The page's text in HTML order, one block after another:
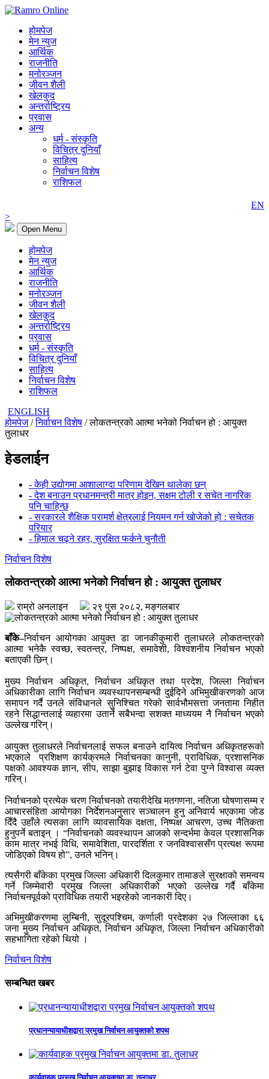
होमपेज
मेन न्युज
आर्थिक
राजनीति
मनोरञ्जन
जीवन शैली
खेलकुद
अन्तर्राष्ट्रिय
प्रवास
अन्य
धर्म - संस्कृति
विचित्र दुनियाँ
साहित्य
निर्वाचन विशेष
राशिफल
EN
>
Open Menu
होमपेज
मेन न्युज
आर्थिक
राजनीति
मनोरञ्जन
जीवन शैली
खेलकुद
अन्तर्राष्ट्रिय
प्रवास
धर्म - संस्कृति
विचित्र दुनियाँ
साहित्य
निर्वाचन विशेष
राशिफल
ENGLISH
होमपेज/निर्वाचन विशेष / लोकतन्त्रको आत्मा भनेको निर्वाचन हो : आयुक्त
तुलाधर
हेडलाईन
- केही उद्योगमा आशालाग्दा परिणाम देखिन थालेका छन्
- देश बनाउन प्रधानमन्त्री मात्र होइन, सक्षम टोली र सचेत नागरिक
पनि चाहिन्छ
- सरकारले शैक्षिक परामर्श क्षेत्रलाई नियमन गर्न खोजेको हो : सचेतक
परियार
- हिमाल चढ्ने रहर, सुरक्षित फर्कने चुनौती
निर्वाचन विशेष
लोकतन्त्रको आत्मा भनेको निर्वाचन हो : आयुक्त तुलाधर
राम्रो अनलाइन २९ पुस २०८२, मङ्गलबार
बाँके–निर्वाचन आयोगका आयुक्त डा जानकीकुमारी तुलाधरले लोकतन्त्रको
आत्मा भनेकै स्वच्छ, स्वतन्त्र, निष्पक्ष, समावेशी, विश्वशनीय निर्वाचन भएको
बताएकी छिन्।
मुख्य निर्वाचन अधिकृत, निर्वाचन अधिकृत तथा प्रदेश, जिल्ला निर्वाचन
अधिकारीका लागि निर्वाचन व्यवस्थापनसम्बन्धी दुईदिने अभिमुखीकरणको आज
समापन गर्दै उनले संविधानले सुनिश्चित गरेको सार्वभौमसत्ता जनतामा निहीत
रहने सिद्धान्तलाई व्यहारमा उतार्ने सबैभन्दा सशक्त माध्ययम नै निर्वाचन भएको
उल्लेख गरिन्।
आयुक्त तुलाधरले निर्वाचनलाई सफल बनाउने दायित्व निर्वाचन अधिकृतहरूको
भएकाले प्रशिक्षण कार्यक्रमले निर्वाचनका कानुनी, प्राविधिक, प्रशासनिक
पक्षको आवश्यक ज्ञान, सीप, साझा बुझाइ विकास गर्न टेवा पुग्ने विश्वास व्यक्त
गरिन्।
निर्वाचनको प्रत्येक चरण निर्वाचनको तयारीदेखि मतगणना, नतिजा घोषणासम्म र
आचारसंहिता आयोगका निर्देशनअनुसार सञ्चालन हुनु अनिवार्य भएकामा जोड
दिँदै उहाँले त्यसका लागि व्यावसायिक दक्षता, निष्पक्ष आचरण, उच्च नैतिकता
हुनुपर्ने बताइन् । “निर्वाचनको व्यवस्थापन आजको सन्दर्भमा केवल प्रशासनिक
काम मात्र नभई विधि, समावेशिता, पारदर्शिता र जनविश्वाससँग प्रत्यक्ष रूपमा
जोडिएको विषय हो”, उनले भनिन्।
त्यसैगरी बाँकेका प्रमुख जिल्ला अधिकारी दिलकुमार तामाङले सुरक्षाको समन्वय
गर्ने जिम्मेवारी प्रमुख जिल्ला अधिकारीको भएको उल्लेख गर्दै बाँकेमा
निर्वाचनपूर्वको प्राविधिक तयारी भइरहेको जानकारी दिए।
अभिमुखीकरणमा लुम्बिनी, सुदूरपश्चिम, कर्णाली प्रदेशका २७ जिल्लाका ६६
जना मुख्य निर्वाचन अधिकृत, निर्वाचन अधिकृत, जिल्ला निर्वाचन अधिकारीको
सहभागिता रहेको थियो ।
निर्वाचन विशेष
सम्बन्धित खबर
प्रधानन्यायाधीशद्वारा प्रमुख निर्वाचन आयुक्तको शपथ